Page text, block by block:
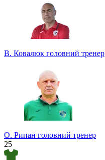
В. Ковалюк головний тренер
О. Рипан головний тренер
25